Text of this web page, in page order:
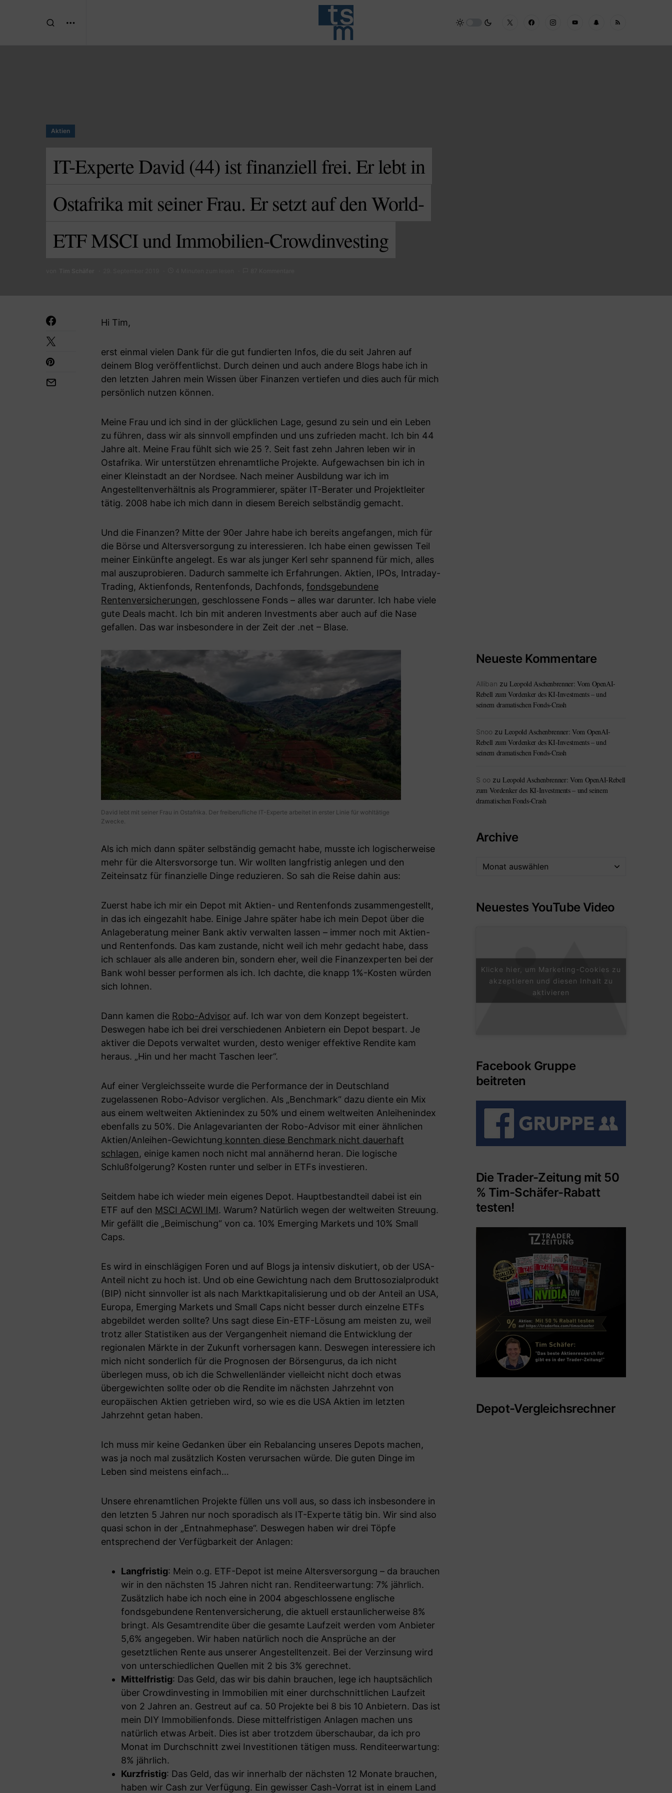
Aktien
IT-Experte David (44) ist finanziell frei. Er lebt in
Ostafrika mit seiner Frau. Er setzt auf den World-
ETF MSCI und Immobilien-Crowdinvesting
Hi Tim,
erst einmal vielen Dank für die gut fundierten Infos, die du seit Jahren auf
deinem Blog veröffentlichst. Durch deinen und auch andere Blogs habe ich in
den letzten Jahren mein Wissen über Finanzen vertiefen und dies auch für mich
persönlich nutzen können.
Meine Frau und ich sind in der glücklichen Lage, gesund zu sein und ein Leben
zu führen, dass wir als sinnvoll empfinden und uns zufrieden macht. Ich bin 44
Jahre alt. Meine Frau fühlt sich wie 25 ?. Seit fast zehn Jahren leben wir in
Ostafrika. Wir unterstützen ehrenamtliche Projekte. Aufgewachsen bin ich in
einer Kleinstadt an der Nordsee. Nach meiner Ausbildung war ich im
Angestelltenverhältnis als Programmierer, später IT-Berater und Projektleiter
tätig. 2008 habe ich mich dann in diesem Bereich selbständig gemacht.
Und die Finanzen? Mitte der 90er Jahre habe ich bereits angefangen, mich für
die Börse und Altersversorgung zu interessieren. Ich habe einen gewissen Teil
meiner Einkünfte angelegt. Es war als junger Kerl sehr spannend für mich, alles
mal auszuprobieren. Dadurch sammelte ich Erfahrungen. Aktien, IPOs, Intraday-
Trading, Aktienfonds, Rentenfonds, Dachfonds, fondsgebundene
Rentenversicherungen, geschlossene Fonds – alles war darunter. Ich habe viele
gute Deals macht. Ich bin mit anderen Investments aber auch auf die Nase
gefallen. Das war insbesondere in der Zeit der .net – Blase.
David lebt mit seiner Frau in Ostafrika. Der freiberufliche IT-Experte arbeitet in erster Linie für wohltätige
Zwecke.
Als ich mich dann später selbständig gemacht habe, musste ich logischerweise
mehr für die Altersvorsorge tun. Wir wollten langfristig anlegen und den
Zeiteinsatz für finanzielle Dinge reduzieren. So sah die Reise dahin aus:
Zuerst habe ich mir ein Depot mit Aktien- und Rentenfonds zusammengestellt,
in das ich eingezahlt habe. Einige Jahre später habe ich mein Depot über die
Anlageberatung meiner Bank aktiv verwalten lassen – immer noch mit Aktien-
und Rentenfonds. Das kam zustande, nicht weil ich mehr gedacht habe, dass
ich schlauer als alle anderen bin, sondern eher, weil die Finanzexperten bei der
Bank wohl besser performen als ich. Ich dachte, die knapp 1%-Kosten würden
sich lohnen.
Dann kamen die Robo-Advisor auf. Ich war von dem Konzept begeistert.
Deswegen habe ich bei drei verschiedenen Anbietern ein Depot bespart. Je
aktiver die Depots verwaltet wurden, desto weniger effektive Rendite kam
heraus. „Hin und her macht Taschen leer“.
Auf einer Vergleichsseite wurde die Performance der in Deutschland
zugelassenen Robo-Advisor verglichen. Als „Benchmark“ dazu diente ein Mix
aus einem weltweiten Aktienindex zu 50% und einem weltweiten Anleihenindex
ebenfalls zu 50%. Die Anlagevarianten der Robo-Advisor mit einer ähnlichen
Aktien/Anleihen-Gewichtung konnten diese Benchmark nicht dauerhaft
schlagen, einige kamen noch nicht mal annähernd heran. Die logische
Schlußfolgerung? Kosten runter und selber in ETFs investieren.
Seitdem habe ich wieder mein eigenes Depot. Hauptbestandteil dabei ist ein
ETF auf den MSCI ACWI IMI. Warum? Natürlich wegen der weltweiten Streuung.
Mir gefällt die „Beimischung“ von ca. 10% Emerging Markets und 10% Small
Caps.
Es wird in einschlägigen Foren und auf Blogs ja intensiv diskutiert, ob der USA-
Anteil nicht zu hoch ist. Und ob eine Gewichtung nach dem Bruttosozialprodukt
(BIP) nicht sinnvoller ist als nach Marktkapitalisierung und ob der Anteil an USA,
Europa, Emerging Markets und Small Caps nicht besser durch einzelne ETFs
abgebildet werden sollte? Uns sagt diese Ein-ETF-Lösung am meisten zu, weil
trotz aller Statistiken aus der Vergangenheit niemand die Entwicklung der
regionalen Märkte in der Zukunft vorhersagen kann. Deswegen interessiere ich
mich nicht sonderlich für die Prognosen der Börsengurus, da ich nicht
überlegen muss, ob ich die Schwellenländer vielleicht nicht doch etwas
übergewichten sollte oder ob die Rendite im nächsten Jahrzehnt von
europäischen Aktien getrieben wird, so wie es die USA Aktien im letzten
Jahrzehnt getan haben.
Ich muss mir keine Gedanken über ein Rebalancing unseres Depots machen,
was ja noch mal zusätzlich Kosten verursachen würde. Die guten Dinge im
Leben sind meistens einfach…
Unsere ehrenamtlichen Projekte füllen uns voll aus, so dass ich insbesondere in
den letzten 5 Jahren nur noch sporadisch als IT-Experte tätig bin. Wir sind also
quasi schon in der „Entnahmephase“. Deswegen haben wir drei Töpfe
entsprechend der Verfügbarkeit der Anlagen:
Langfristig: Mein o.g. ETF-Depot ist meine Altersversorgung – da brauchen
wir in den nächsten 15 Jahren nicht ran. Renditeerwartung: 7% jährlich.
Zusätzlich habe ich noch eine in 2004 abgeschlossene englische
fondsgebundene Rentenversicherung, die aktuell erstaunlicherweise 8%
bringt. Als Gesamtrendite über die gesamte Laufzeit werden vom Anbieter
5,6% angegeben. Wir haben natürlich noch die Ansprüche an der
gesetztlichen Rente aus unserer Angestelltenzeit. Bei der Verzinsung wird
von unterschiedlichen Quellen mit 2 bis 3% gerechnet.
Mittelfristig: Das Geld, das wir bis dahin brauchen, lege ich hauptsächlich
über Crowdinvesting in Immobilien mit einer durchschnittlichen Laufzeit
von 2 Jahren an. Gestreut auf ca. 50 Projekte bei 8 bis 10 Anbietern. Das ist
mein DIY Immobilienfonds. Diese mittelfristigen Anlagen machen uns
natürlich etwas Arbeit. Dies ist aber trotzdem überschaubar, da ich pro
Monat im Durchschnitt zwei Investitionen tätigen muss. Renditeerwartung:
8% jährlich.
Kurzfristig: Das Geld, das wir innerhalb der nächsten 12 Monate brauchen,
haben wir Cash zur Verfügung. Ein gewisser Cash-Vorrat ist in einem Land
Neueste Kommentare
Alliban zu Leopold Aschenbrenner: Vom OpenAI-
Rebell zum Vordenker des KI-Investments – und
seinem dramatischen Fonds-Crash
Snoo zu Leopold Aschenbrenner: Vom OpenAI-
Rebell zum Vordenker des KI-Investments – und
seinem dramatischen Fonds-Crash
S oo zu Leopold Aschenbrenner: Vom OpenAI-Rebell
zum Vordenker des KI-Investments – und seinem
dramatischen Fonds-Crash
Archive
Neuestes YouTube Video
Klicke hier, um Marketing-Cookies zu
akzeptieren und diesen Inhalt zu
aktivieren
Facebook Gruppe
beitreten
Die Trader-Zeitung mit 50
% Tim-Schäfer-Rabatt
testen!
Depot-Vergleichsrechner